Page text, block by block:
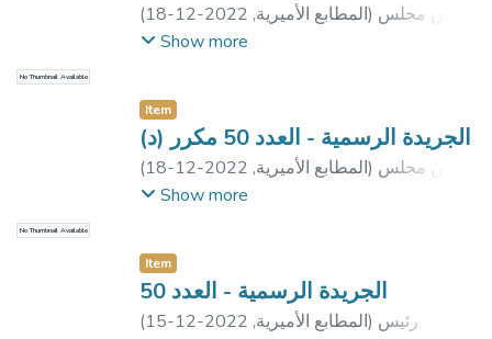
No Thumbnail Available
( المطابع الأميرية,
2022-12-18 ) رئيس مجلس
الوزراء
Show more
No Thumbnail Available
Item
الجريدة الرسمية - العدد 50 مكرر (د)
( المطابع الأميرية,
2022-12-18 ) رئيس مجلس
الوزراء
Show more
Item
الجريدة الرسمية - العدد 50
( المطابع الأميرية,
2022-12-15 ) رئيس